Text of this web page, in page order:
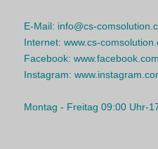
E-Mail: info@cs-
Internet: www.cs-
Facebook:
Instagram:
Montag - Freitag 09:00 Uhr-